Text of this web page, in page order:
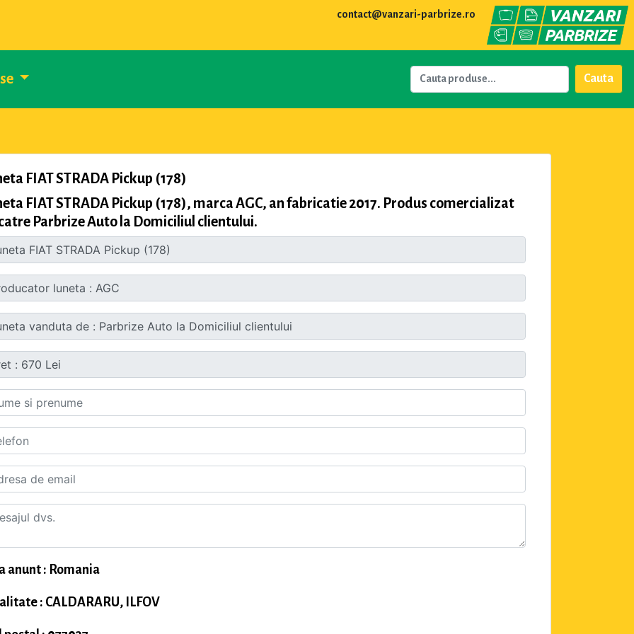
contact@vanzari-parbrize.ro
Cauta
FIAT STRADA Pickup (178)
FIAT STRADA Pickup (178), marca AGC, an fabricatie 2017. Produs comercializat
Parbrize Auto la Domiciliul clientului.
anunt : Romania
: CALDARARU, ILFOV